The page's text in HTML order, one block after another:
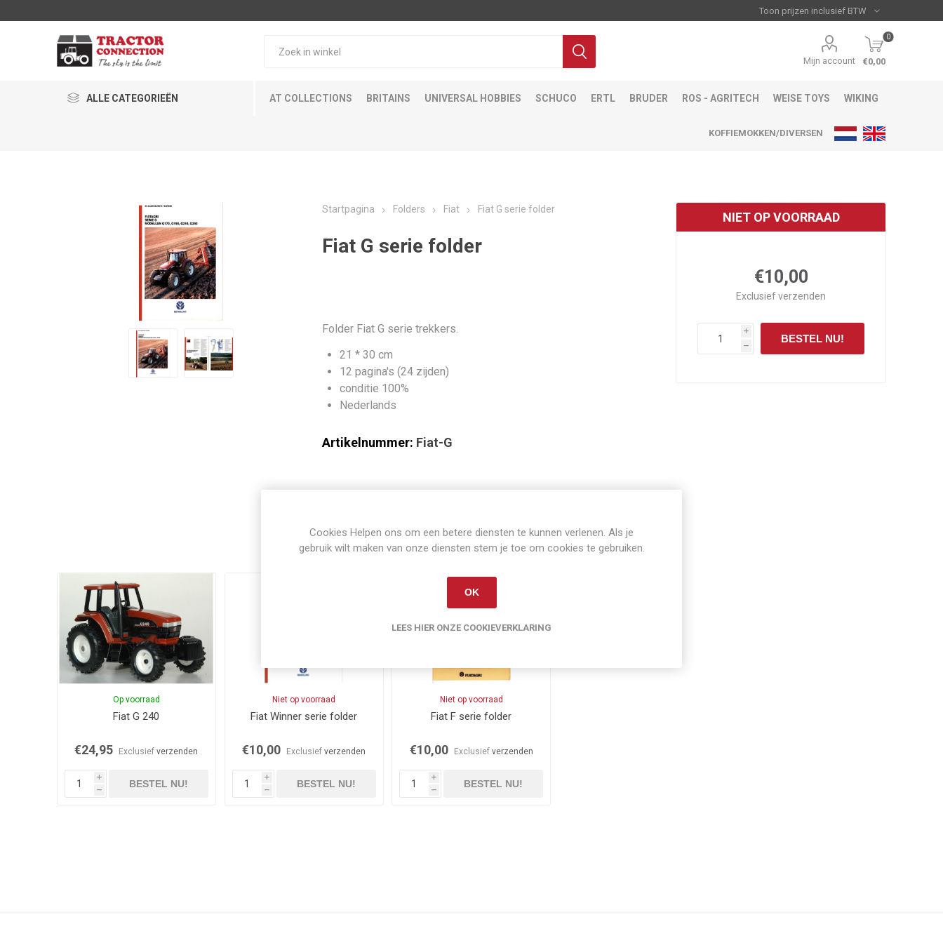
Mijn account
0
€0,00
ALLE CATEGORIEËN AT COLLECTIONS BRITAINS UNIVERSAL HOBBIES SCHUCO ERTL BRUDER ROS - AGRITECH WEISE TOYS WIKING
KOFFIEMOKKEN/DIVERSEN
Startpagina Folders Fiat Fiat G serie folder
Fiat G serie folder
Folder Fiat G serie trekkers.
21 * 30 cm
12 pagina's (24 zijden)
conditie 100%
Nederlands
Artikelnummer: Fiat-G
NIET OP VOORRAAD
€10,00
Exclusiefverzenden
i
h
BESTEL NU!
Gerelateerde producten
Op voorraad
Fiat G 240
€24,95 Exclusiefverzenden
i
h
BESTEL NU!
Niet op voorraad
Fiat Winner serie folder
€10,00 Exclusiefverzenden
i
h
BESTEL NU!
Niet op voorraad
Fiat F serie folder
€10,00 Exclusief verzenden
i
h
BESTEL NU!
Cookies Helpen ons om een betere diensten te kunnen verlenen. Als je
gebruik wilt maken van onze diensten stem je toe om cookies te gebruiken.
OK
LEES HIER ONZE COOKIEVERKLARING